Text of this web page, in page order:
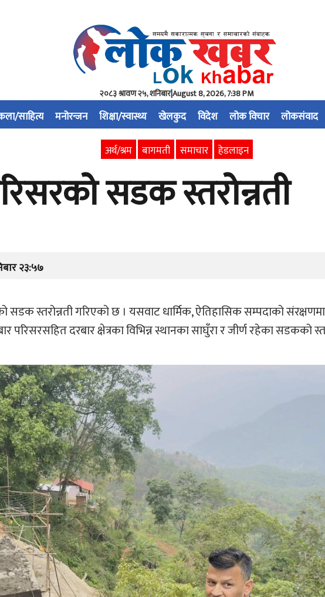
२०८३ श्रावण २५, शनिबार|August 8, 2026, 7:38 PM
साहित्य मनोरन्जन शिक्षा/स्वास्थ्य खेलकुद विदेश लोक विचार लोकसंवाद
अर्थ/श्रम बागमती समाचार हेडलाइन
सडक स्तरोन्नती
२३:५७
सडक स्तरोन्नती गरिएको छ । यसवाट धार्मिक, ऐतिहासिक सम्पदाको
दरबार क्षेत्रका विभिन्न स्थानका साघुँरा र जीर्ण रहेका सडकको